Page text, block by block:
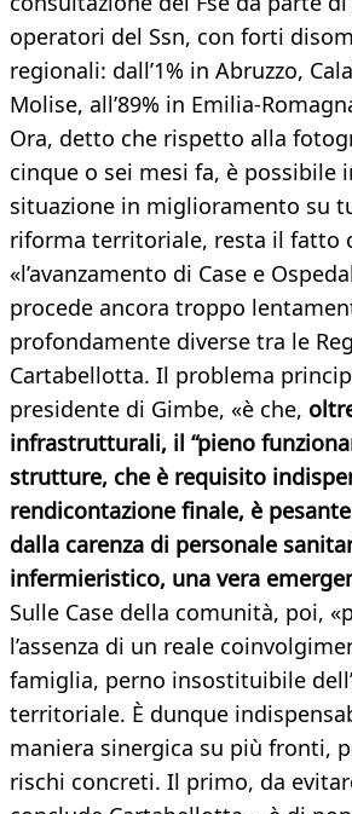
operatori del Ssn, con forti
regionali: dall’1% in Abruzzo,
Molise, all’89% in Emilia-
Ora, detto che rispetto alla
cinque o sei mesi fa, è possibile
situazione in miglioramento su
riforma territoriale, resta il fatto
«l’avanzamento di Case e
procede ancora troppo
profondamente diverse tra le
Cartabellotta. Il problema
presidente di Gimbe, «è che,
infrastrutturali, il “pieno
strutture, che è requisito
rendicontazione finale, è
dalla carenza di personale
infermieristico, una vera
Sulle Case della comunità, poi,
l’assenza di un reale
famiglia, perno insostituibile
territoriale. È dunque
maniera sinergica su più fronti,
rischi concreti. Il primo, da